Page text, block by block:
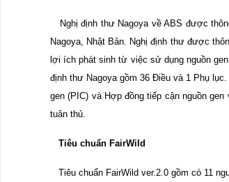
Nghị định thư Nagoya về ABS được
Nagoya, Nhật Bản. Nghị định thư được
lợi ích phát sinh từ việc sử dụng nguồn
định thư Nagoya gồm 36 Điều và 1 Phụ
gen (PIC) và Hợp đồng tiếp cận nguồn
tuân thủ.
Tiêu chuẩn FairWild
Tiêu chuẩn FairWild ver.2.0 gồm có 11